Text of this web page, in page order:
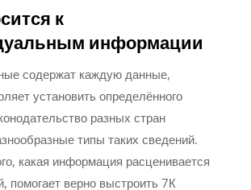
к
информации
содержат каждую данные,
установить определённого
разных стран
типы таких сведений.
какая информация расценивается
помогает верно выстроить 7К